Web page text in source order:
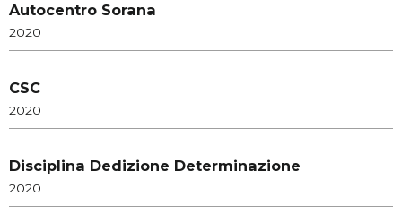
Autocentro Sorana
2020
CSC
2020
Disciplina Dedizione Determinazione
2020